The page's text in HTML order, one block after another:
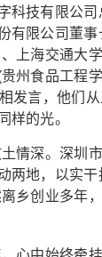
科技有限公司
有限公司董
上海交通大
州食品工程
发言，他们
样的光。
深。深圳市
两地，以实
乡创业多年